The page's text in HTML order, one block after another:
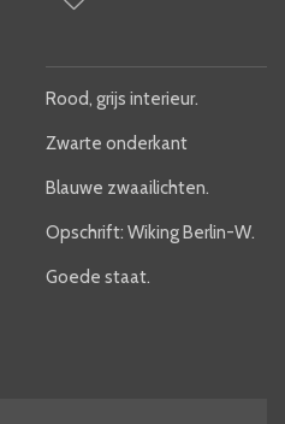
Rood, grijs interieur.
Zwarte onderkant
Blauwe zwaailichten.
Opschrift: Wiking Berlin-W.
Goede staat.